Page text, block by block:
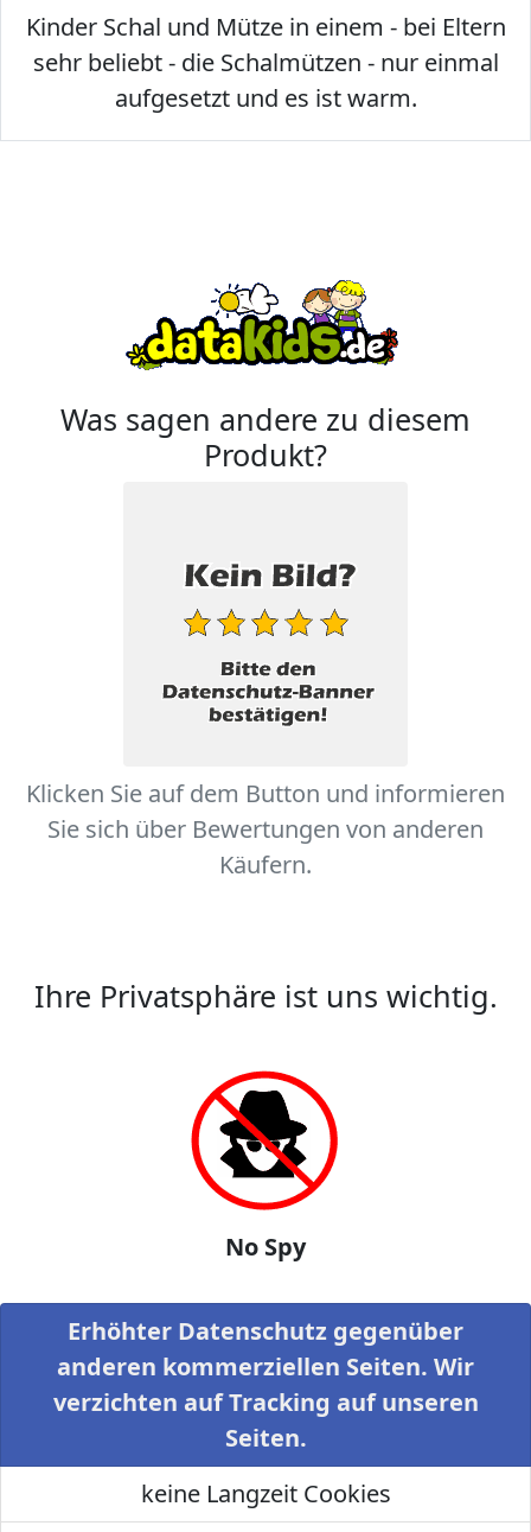
Kinder Schal und Mütze in einem - bei Eltern
sehr beliebt - die Schalmützen - nur einmal
aufgesetzt und es ist warm.
Was sagen andere zu diesem
Produkt?
Klicken Sie auf dem Button und informieren
Sie sich über Bewertungen von anderen
Käufern.
Ihre Privatsphäre ist uns wichtig.
No Spy
Erhöhter Datenschutz gegenüber
anderen kommerziellen Seiten. Wir
verzichten auf Tracking auf unseren
Seiten.
keine Langzeit Cookies